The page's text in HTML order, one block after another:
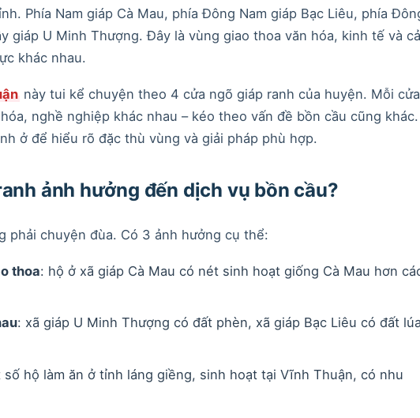
Phía Nam giáp Cà Mau, phía Đông Nam giáp Bạc Liêu, phía
giáp U Minh Thượng. Đây là vùng giao thoa văn hóa, kinh tế và cả
khác nhau.
này tui kể chuyện theo 4 cửa ngõ giáp ranh của huyện. Mỗi cửa
nghề nghiệp khác nhau – kéo theo vấn đề bồn cầu cũng khác.
ở để hiểu rõ đặc thù vùng và giải pháp phù hợp.
ảnh hưởng đến dịch vụ bồn cầu?
phải chuyện đùa. Có 3 ảnh hưởng cụ thể:
thoa: hộ ở xã giáp Cà Mau có nét sinh hoạt giống Cà Mau hơn
: xã giáp U Minh Thượng có đất phèn, xã giáp Bạc Liêu có đất
số hộ làm ăn ở tỉnh láng giềng, sinh hoạt tại Vĩnh Thuận, có nhu